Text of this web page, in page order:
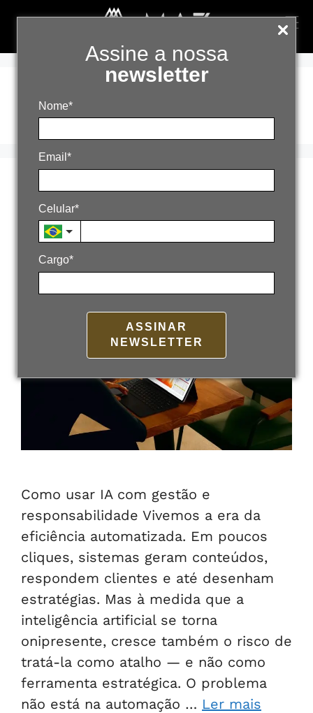
Assine a nossa
newsletter
Nome*
Email*
Celular*
Cargo*
ASSINAR
NEWSLETTER
ética de dados
Automação não
substitui inteligência
28 de outubro de 2025
Como usar IA com gestão e
responsabilidade Vivemos a era da
eficiência automatizada. Em poucos
cliques, sistemas geram conteúdos,
respondem clientes e até desenham
estratégias. Mas à medida que a
inteligência artificial se torna
onipresente, cresce também o risco de
tratá-la como atalho — e não como
ferramenta estratégica. O problema
não está na automação … Ler mais